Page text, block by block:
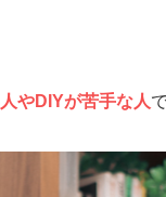
やDIYが苦手な人